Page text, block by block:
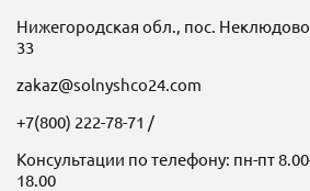
Нижегородская обл., пос.
33
zakaz@solnyshco24.com
+7(800) 222-78-71 /
Консультации по телефону: пн-пт
18.00